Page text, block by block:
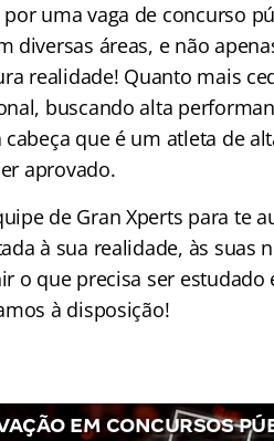
uma vaga de concurso
diversas áreas, e não
realidade! Quanto mais
buscando alta
que é um atleta de
aprovado.
de Gran Xperts para te
à sua realidade, às suas
o que precisa ser estudado
à disposição!
EM CONCURSOS